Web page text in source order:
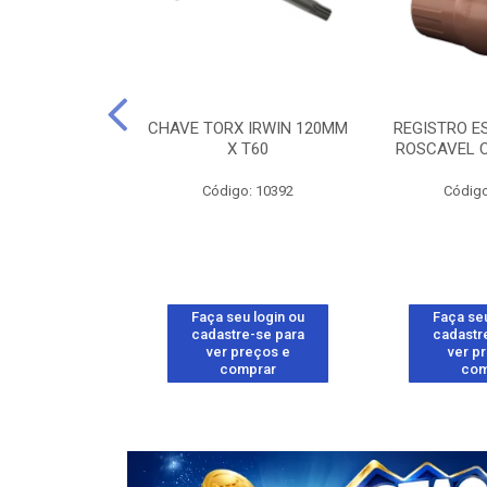
CHAVE TORX IRWIN 120MM
X T60
Código: 10392
Faça seu login ou
cadastre-se para
ver preços e
comprar
REGISTRO
ROSCAVEL
Faça
ver